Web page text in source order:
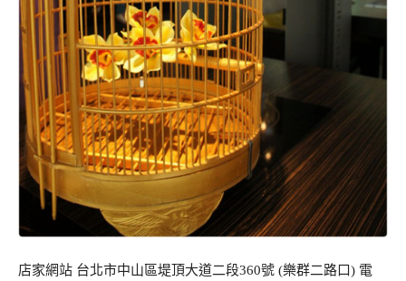
店家網站 台北市中山區堤頂大道二段360號 (樂群二路口) 電